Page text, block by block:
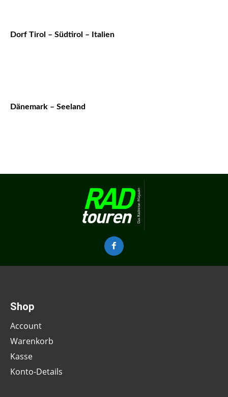
Dorf Tirol – Südtirol – Italien
Dänemark – Seeland
Shop
Account
Warenkorb
Kasse
Konto-Details